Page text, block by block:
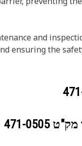
and
ensuring the
מק"ט 471-0505